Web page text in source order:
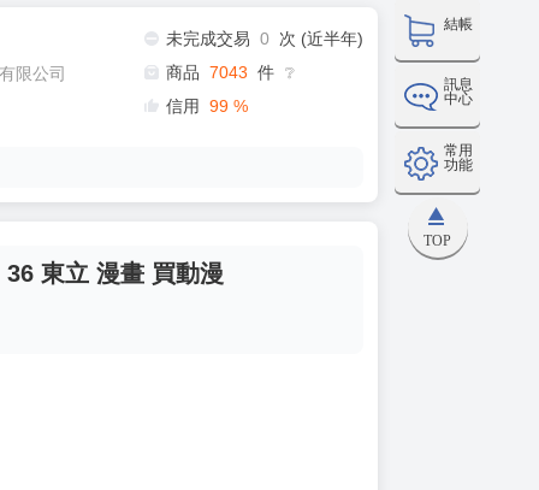
結帳
訊息
中心
常用
功能
TOP
限公司
未完成交易 0
次 (近半年)
商品 7043 件 ❔
信用 99 %
東立 漫畫 買動漫